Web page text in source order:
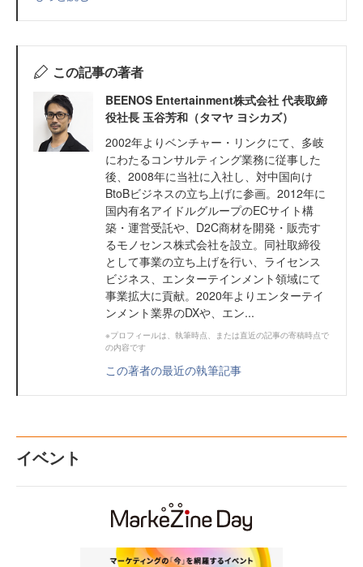
この記事の著者
BEENOS Entertainment株式会社 代表取締
役社長 玉谷芳和（タマヤ ヨシカズ）
2002年よりベンチャー・リンクにて、多岐
にわたるコンサルティング業務に従事した
後、2008年に当社に入社し、対中国向け
BtoBビジネスの立ち上げに参画。2012年に
国内有名アイドルグループのECサイト構
築・運営受託や、D2C商材を開発・販売す
るモノセンス株式会社を設立。同社取締役
として事業の立ち上げを行い、ライセンス
ビジネス、エンターテインメント領域にて
事業拡大に貢献。2020年よりエンターテイ
ンメント業界のDXや、エン...
※プロフィールは、執筆時点、または直近の記事の寄稿時点で
の内容です
この著者の最近の執筆記事
イベント